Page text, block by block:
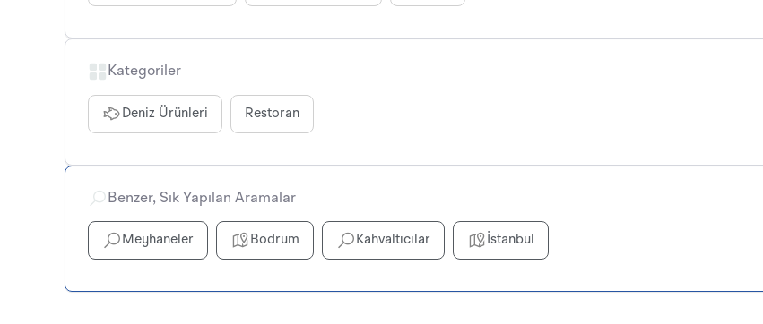
Kategoriler
Deniz Ürünleri Restoran
Benzer, Sık Yapılan Aramalar
Meyhaneler Bodrum Kahvaltıcılar İstanbul